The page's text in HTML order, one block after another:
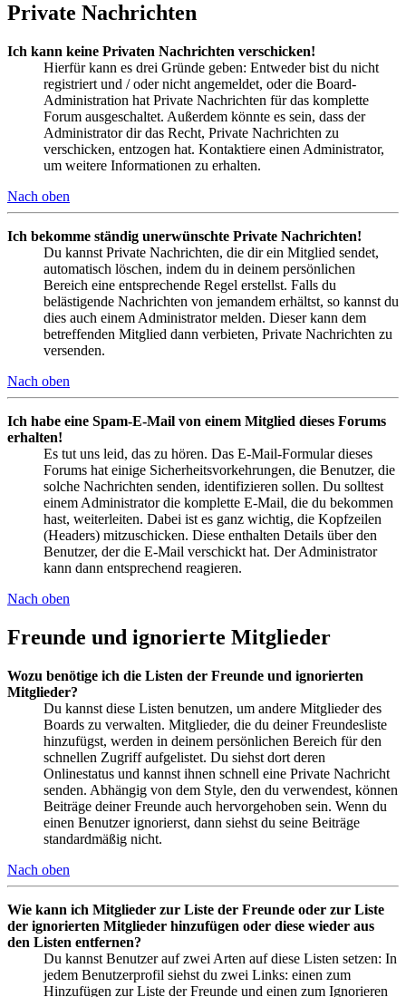
Private Nachrichten
Ich kann keine Privaten Nachrichten verschicken!
Hierfür kann es drei Gründe geben: Entweder bist du nicht
registriert und / oder nicht angemeldet, oder die Board-
Administration hat Private Nachrichten für das komplette
Forum ausgeschaltet. Außerdem könnte es sein, dass der
Administrator dir das Recht, Private Nachrichten zu
verschicken, entzogen hat. Kontaktiere einen Administrator,
um weitere Informationen zu erhalten.
Nach oben
Ich bekomme ständig unerwünschte Private Nachrichten!
Du kannst Private Nachrichten, die dir ein Mitglied sendet,
automatisch löschen, indem du in deinem persönlichen
Bereich eine entsprechende Regel erstellst. Falls du
belästigende Nachrichten von jemandem erhältst, so kannst du
dies auch einem Administrator melden. Dieser kann dem
betreffenden Mitglied dann verbieten, Private Nachrichten zu
versenden.
Nach oben
Ich habe eine Spam-E-Mail von einem Mitglied dieses Forums
erhalten!
Es tut uns leid, das zu hören. Das E-Mail-Formular dieses
Forums hat einige Sicherheitsvorkehrungen, die Benutzer, die
solche Nachrichten senden, identifizieren sollen. Du solltest
einem Administrator die komplette E-Mail, die du bekommen
hast, weiterleiten. Dabei ist es ganz wichtig, die Kopfzeilen
(Headers) mitzuschicken. Diese enthalten Details über den
Benutzer, der die E-Mail verschickt hat. Der Administrator
kann dann entsprechend reagieren.
Nach oben
Freunde und ignorierte Mitglieder
Wozu benötige ich die Listen der Freunde und ignorierten
Mitglieder?
Du kannst diese Listen benutzen, um andere Mitglieder des
Boards zu verwalten. Mitglieder, die du deiner Freundesliste
hinzufügst, werden in deinem persönlichen Bereich für den
schnellen Zugriff aufgelistet. Du siehst dort deren
Onlinestatus und kannst ihnen schnell eine Private Nachricht
senden. Abhängig von dem Style, den du verwendest, können
Beiträge deiner Freunde auch hervorgehoben sein. Wenn du
einen Benutzer ignorierst, dann siehst du seine Beiträge
standardmäßig nicht.
Nach oben
Wie kann ich Mitglieder zur Liste der Freunde oder zur Liste
der ignorierten Mitglieder hinzufügen oder diese wieder aus
den Listen entfernen?
Du kannst Benutzer auf zwei Arten auf diese Listen setzen: In
jedem Benutzerprofil siehst du zwei Links: einen zum
Hinzufügen zur Liste der Freunde und einen zum Ignorieren